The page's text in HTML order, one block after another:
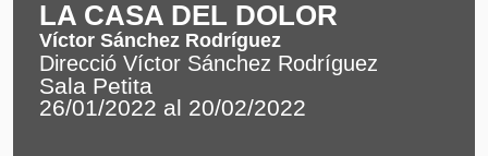
LA CASA DEL DOLOR
Víctor Sánchez Rodríguez
Direcció Víctor Sánchez Rodríguez
Sala Petita
26/01/2022 al 20/02/2022